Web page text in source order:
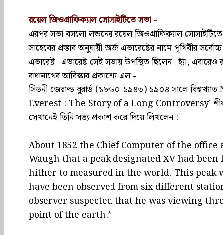
রয়েল জিওগ্রাফিক্যাল সোসাইটিতে সভা -
এরপর সভা বসলো লন্ডনের রয়েল জিওগ্রাফিক্যাল
সাহেবের প্রস্তাব অনুযায়ী জর্জ এভারেষ্টের নামে পৃথিবীর
এভারেষ্ট। এভারেষ্ট সেই সভায় উপস্থিত ছিলেন। হ্যাঁ, এবারেও
রাধানাথের আবিস্কার প্রকাশ্যে এল -
সিডনী জেরাল্ড বুরার্ড (১৮৬০-১৯৪৩) ১৯০৪ সালে
Everest : The Story of a Long Controversy’ শীর্ষক
সেখানেই তিনি সত্য প্রকাশ করে দিয়ে লিখলেন :
About 1852 the Chief Computer of the
Waugh that a peak designated XV had
hither to measured in the world. This peak
have been observed from six different
observer suspected that he was viewing
point of the earth.”